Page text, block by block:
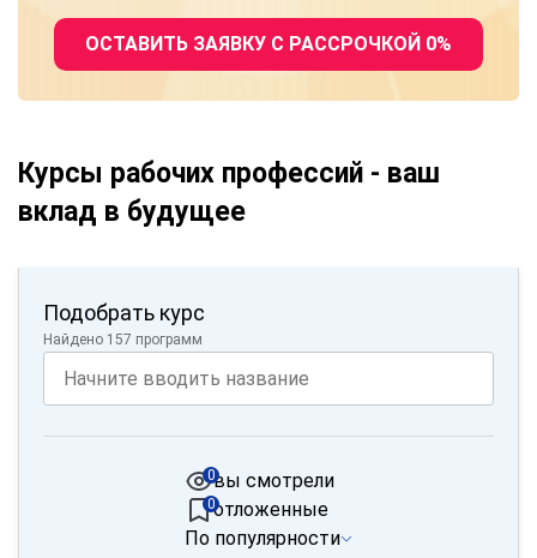
ОСТАВИТЬ ЗАЯВКУ С РАССРОЧКОЙ 0%
Курсы рабочих профессий - ваш
вклад в будущее
Подобрать курс
Найдено 157 программ
вы смотрели
0
отложенные
0
По популярности